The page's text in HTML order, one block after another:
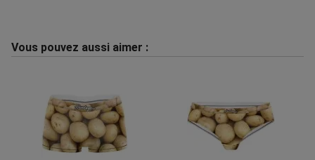
Vous pouvez aussi aimer :